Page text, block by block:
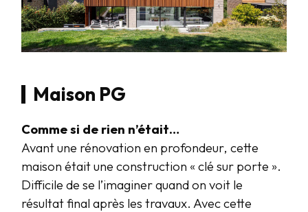
Maison PG
Comme si de rien n’était…
Avant une rénovation en profondeur, cette
maison était une construction « clé sur porte ».
Difficile de se l’imaginer quand on voit le
résultat final après les travaux. Avec cette